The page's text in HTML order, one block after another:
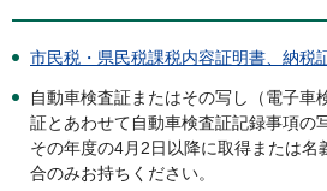
市民税・県民税課税内容証明書、納税
自動車検査証またはその写し（電子車
証とあわせて自動車検査証記録事項の
その年度の4月2日以降に取得または名
合のみお持ちください。